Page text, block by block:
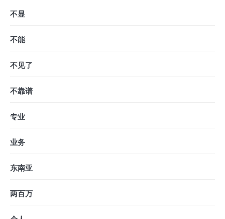
不显
不能
不见了
不靠谱
专业
业务
东南亚
两百万